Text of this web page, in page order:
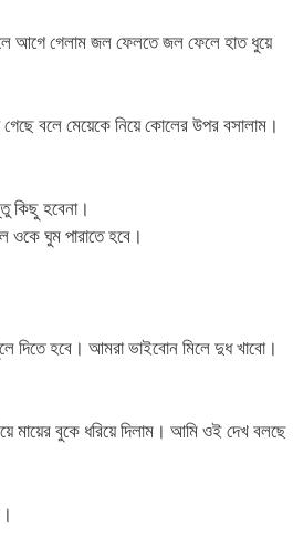
আগে গেলাম জল ফেলতে জল ফেলে হাত ধুয়ে
বলে মেয়েকে নিয়ে কোলের উপর বসালাম।
কিছু হবেনা।
ঘুম পারাতে হবে।
দিতে হবে। আমরা ভাইবোন মিলে দুধ খাবো।
মায়ের বুকে ধরিয়ে দিলাম। আমি ওই দেখ বলছে